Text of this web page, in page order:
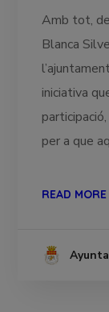
Amb tot,
Blanca
iniciativa
per a que
READ MORE